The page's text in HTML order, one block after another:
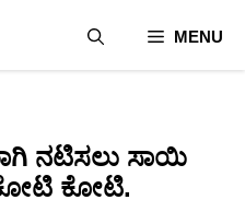
MENU
ನಟಿಸಲು ಸಾಯಿ
ಕೋಟಿ ಕೋಟಿ.